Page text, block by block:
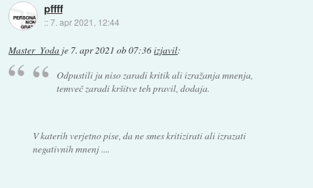
pffff
::7. apr 2021, 12:44
Master_Yoda je 7. apr 2021 ob 07:36izjavil:
Odpustili ju niso zaradi kritik ali izražanja mnenja,
temveč zaradi kršitve teh pravil, dodaja.
V katerih verjetno pise, da ne smes kritizirati ali izrazati
negativnih mnenj ....